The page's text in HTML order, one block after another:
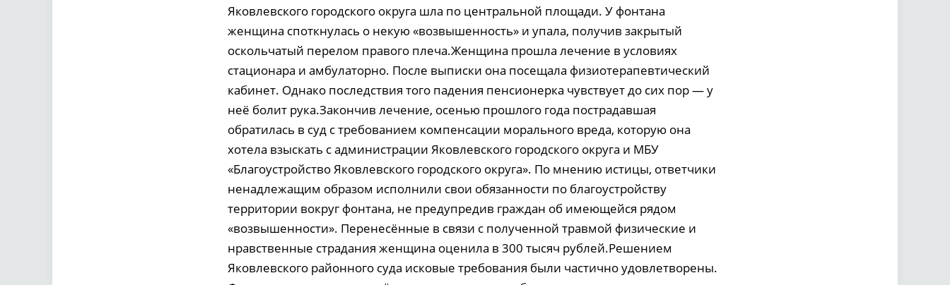
Яковлевского городского округа шла по центральной площади. У фонтана
женщина споткнулась о некую «возвышенность» и упала, получив закрытый
оскольчатый перелом правого плеча.Женщина прошла лечение в условиях
стационара и амбулаторно. После выписки она посещала физиотерапевтический
кабинет. Однако последствия того падения пенсионерка чувствует до сих пор — у
неё болит рука.Закончив лечение, осенью прошлого года пострадавшая
обратилась в суд с требованием компенсации морального вреда, которую она
хотела взыскать с администрации Яковлевского городского округа и МБУ
«Благоустройство Яковлевского городского округа». По мнению истицы, ответчики
ненадлежащим образом исполнили свои обязанности по благоустройству
территории вокруг фонтана, не предупредив граждан об имеющейся рядом
«возвышенности». Перенесённые в связи с полученной травмой физические и
нравственные страдания женщина оценила в 300 тысяч рублей.Решением
Яковлевского районного суда исковые требования были частично удовлетворены.